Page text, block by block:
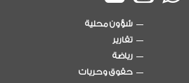
شؤون محلية
تقارير
رياضة
حقوق وحريات